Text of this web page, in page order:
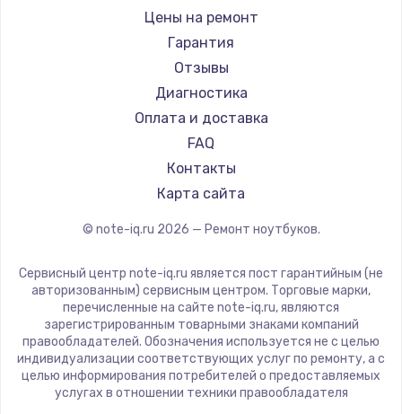
Ремонт ноутбуков iru
Ремонт ноутбуков Machenike
Ремонт ноутбуков DEXP
Ремонт ноутбуков Teclast
Ремонт ноутбуков CHUWI
Ремонт ноутбуков Colorful
Gigabyte
Aorus
Maibenben
Getac
Epson
Philips
LG
Panasonic
ZTE
Hiper
Evga
Google
Echips
Цены на ремонт
Гарантия
Отзывы
Диагностика
Оплата и доставка
FAQ
Контакты
Карта сайта
© note-iq.ru 2026 — Ремонт ноутбуков.
Сервисный центр note-iq.ru является пост гарантийным (не
авторизованным) сервисным центром. Торговые марки,
перечисленные на сайте note-iq.ru, являются
зарегистрированным товарными знаками компаний
правообладателей. Обозначения используется не с целью
индивидуализации соответствующих услуг по ремонту, а с
целью информирования потребителей о предоставляемых
услугах в отношении техники правообладателя